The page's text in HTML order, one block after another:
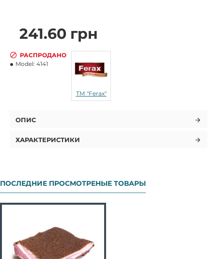
241.60 грн
РАСПРОДАНО
Model: 4141
ТМ "Ferax"
ОПИС
ХАРАКТЕРИСТИКИ
ПОСЛЕДНИЕ ПРОСМОТРЕНЫЕ ТОВАРЫ